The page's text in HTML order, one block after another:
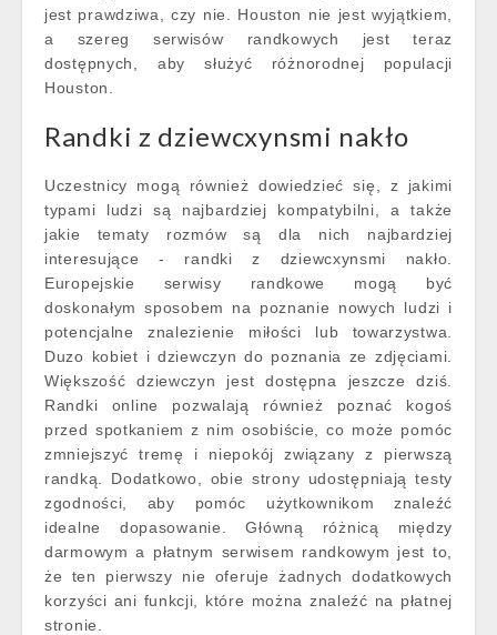
jest prawdziwa, czy nie. Houston nie jest wyjątkiem,
a szereg serwisów randkowych jest teraz
dostępnych, aby służyć różnorodnej populacji
Houston.
Randki z dziewcxynsmi nakło
Uczestnicy mogą również dowiedzieć się, z jakimi
typami ludzi są najbardziej kompatybilni, a także
jakie tematy rozmów są dla nich najbardziej
interesujące - randki z dziewcxynsmi nakło.
Europejskie serwisy randkowe mogą być
doskonałym sposobem na poznanie nowych ludzi i
potencjalne znalezienie miłości lub towarzystwa.
Duzo kobiet i dziewczyn do poznania ze zdjęciami.
Większość dziewczyn jest dostępna jeszcze dziś.
Randki online pozwalają również poznać kogoś
przed spotkaniem z nim osobiście, co może pomóc
zmniejszyć tremę i niepokój związany z pierwszą
randką. Dodatkowo, obie strony udostępniają testy
zgodności, aby pomóc użytkownikom znaleźć
idealne dopasowanie. Główną różnicą między
darmowym a płatnym serwisem randkowym jest to,
że ten pierwszy nie oferuje żadnych dodatkowych
korzyści ani funkcji, które można znaleźć na płatnej
stronie.